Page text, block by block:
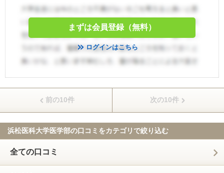
まずは会員登録（無料）
ログインはこちら
前の10件 次の10件
浜松医科大学医学部の口コミをカテゴリで絞り込む
全ての口コミ